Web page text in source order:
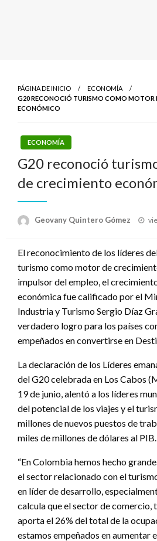
PÁGINA DE INICIO
ECONOMÍA
G20 RECONOCIÓ TURISMO COMO MOTOR
ECONÓMICO
ECONOMÍA
G20 reconoció
de crecimiento
Geovany Quintero Gómez
El reconocimiento de los líderes
turismo como motor de
impulsor del empleo, el
económica fue calificado por el
Industria y Turismo Sergio Díaz
verdadero logro para los países
empeñados en convertirse en
La declaración de los Líderes
del G20 celebrada en Los Cabos
19 de junio, alentó a los líderes
del potencial de los viajes y el
millones de nuevos puestos de
miles de millones de dólares al PIB.
“En Colombia hemos hecho
el sector relacionado con el
en líder de desarrollo,
calcula que el sector de comercio,
aporta el 26% del total de la
estamos empeñados en aumentar